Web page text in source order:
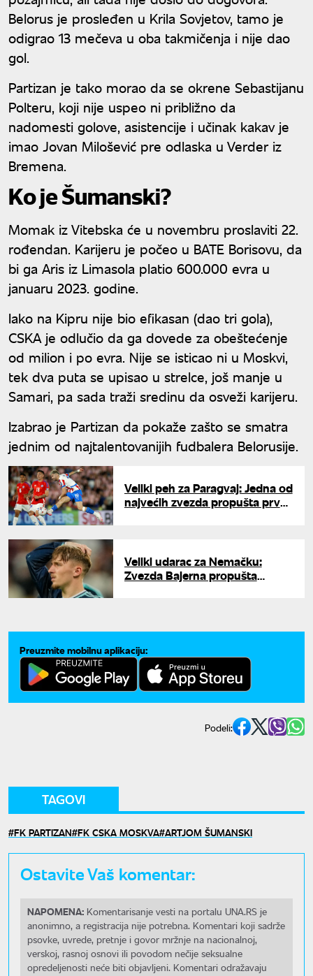
Belorus je prosleđen u Krila Sovjetov, tamo je
odigrao 13 mečeva u oba takmičenja i nije dao
gol.
Partizan je tako morao da se okrene Sebastijanu
Polteru, koji nije uspeo ni približno da
nadomesti golove, asistencije i učinak kakav je
imao Jovan Milošević pre odlaska u Verder iz
Bremena.
Ko je Šumanski?
Momak iz Vitebska će u novembru proslaviti 22.
rođendan. Karijeru je počeo u BATE Borisovu, da
bi ga Aris iz Limasola platio 600.000 evra u
januaru 2023. godine.
Iako na Kipru nije bio efikasan (dao tri gola),
CSKA je odlučio da ga dovede za obeštećenje
od milion i po evra. Nije se isticao ni u Moskvi,
tek dva puta se upisao u strelce, još manje u
Samari, pa sada traži sredinu da osveži karijeru.
Izabrao je Partizan da pokaže zašto se smatra
jednim od najtalentovanijih fudbalera Belorusije.
Veliki peh za Paragvaj: Jedna od
najvećih zvezda propušta prve
Veliki udarac za Nemačku:
Zvezda Bajerna propušta
Preuzmite mobilnu aplikaciju:
Podeli:
TAGOVI
FK PARTIZAN FK CSKA MOSKVA ARTJOM ŠUMANSKI
Ostavite Vaš komentar:
NAPOMENA: Komentarisanje vesti na portalu UNA.RS je
anonimno, a registracija nije potrebna. Komentari koji sadrže
psovke, uvrede, pretnje i govor mržnje na nacionalnoj,
verskoj, rasnoj osnovi ili povodom nečije seksualne
opredeljenosti neće biti objavljeni. Komentari odražavaju